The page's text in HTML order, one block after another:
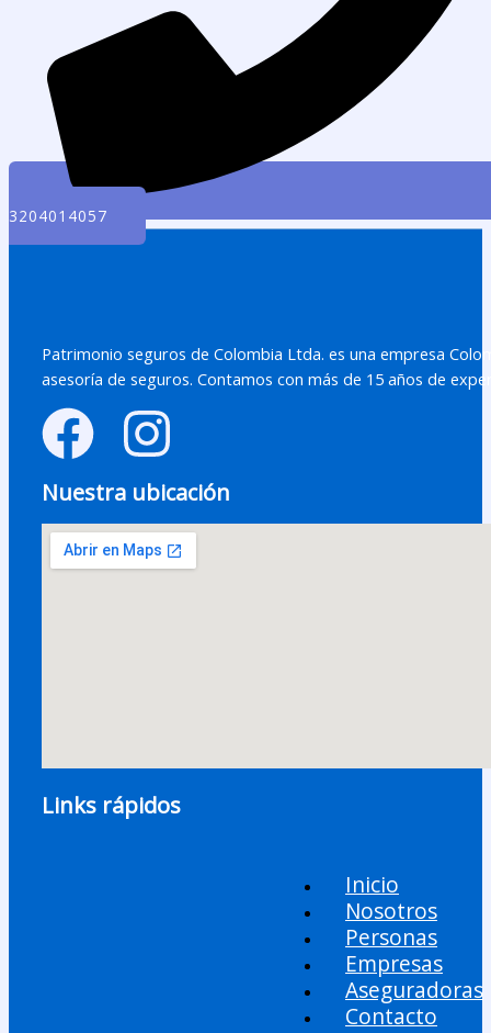
3204014057
Patrimonio seguros de Colombia Ltda. es una empresa
asesoría de seguros. Contamos con más de 15 años de
Nuestra ubicación
Links rápidos
Inicio
Nosotros
Personas
Empresas
Aseguradoras
Contacto